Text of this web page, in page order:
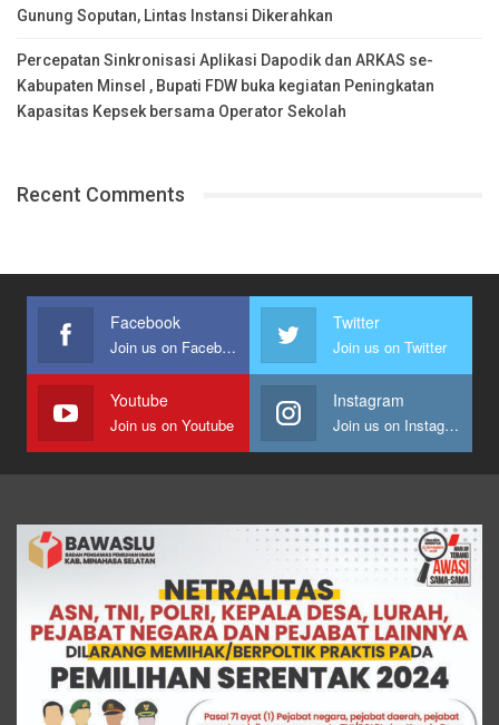
Gunung Soputan, Lintas Instansi Dikerahkan
Percepatan Sinkronisasi Aplikasi Dapodik dan ARKAS se-
Kabupaten Minsel , Bupati FDW buka kegiatan Peningkatan
Kapasitas Kepsek bersama Operator Sekolah
Recent Comments
Facebook
Join us on Facebook
Twitter
Join us on Twitter
Youtube
Join us on Youtube
Instagram
Join us on Instagram